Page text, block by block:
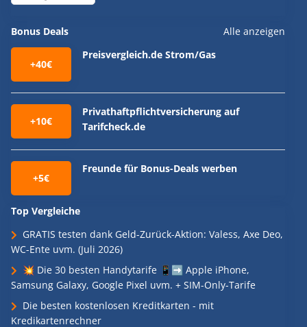
Bonus Deals Alle anzeigen
+40€
Preisvergleich.de Strom/Gas
+10€
Privathaftpflichtversicherung auf
Tarifcheck.de
+5€
Freunde für Bonus-Deals werben
Top Vergleiche
GRATIS testen dank Geld-Zurück-Aktion: Valess, Axe Deo,
WC-Ente uvm. (Juli 2026)
💥 Die 30 besten Handytarife 📱➡️ Apple iPhone,
Samsung Galaxy, Google Pixel uvm. + SIM-Only-Tarife
Die besten kostenlosen Kreditkarten - mit
Kredikartenrechner